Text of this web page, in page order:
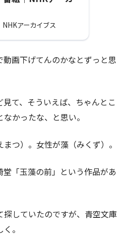
アーカイブス
画下げてんのかなとずっと思
て、そういえば、ちゃんとこ
かったな、と思い。
つ）。女性が藻（みくず）。
「玉藻の前」という作品があ
していたのですが、青空文庫
。